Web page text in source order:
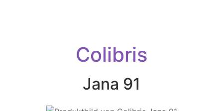
Colibris
Jana 91